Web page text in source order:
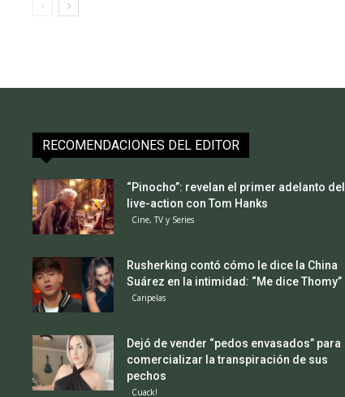
RECOMENDACIONES DEL EDITOR
“Pinocho”: revelan el primer adelanto del
live-action con Tom Hanks
Cine, TV y Series
Rusherking contó cómo le dice la China
Suárez en la intimidad: “Me dice Thomy”
Caripelas
Dejó de vender “pedos envasados” para
comercializar la transpiración de sus
pechos
Cuack!